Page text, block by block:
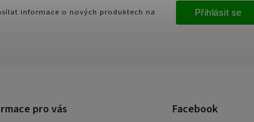
informace o nových produktech na
Přihlásit se
pro vás Facebook